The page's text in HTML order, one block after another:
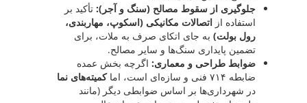
جلوگیری از سقوط مصالح (سنگ و آجر): تأکید بر
استفاده از اتصالات مکانیکی (اسکوپ، مهاربندی،
رول بولت) به جای اتکای صرف به ملات، برای
تضمین پایداری سنگ‌ها و سایر مصالح.
ضوابط طراحی و معماری: اگرچه بخش عمده
ضابطه ۷۱۴ فنی و سازه‌ای است، اما
کمیته‌های نما
در شهرداری‌ها بر اساس ضوابطی دیگر (مانند